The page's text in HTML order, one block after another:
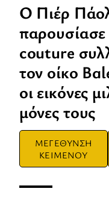
Ο Πιέρ
couture
τον οίκο
οι εικόνες
μόνες τους
ΜΕΓΕΘΥΝΣΗ
ΚΕΙΜΕΝΟΥ